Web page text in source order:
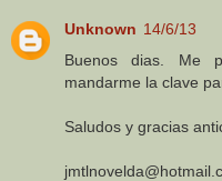
Unknown 14/6/13
Buenos dias. Me
mandarme la clave
Saludos y gracias